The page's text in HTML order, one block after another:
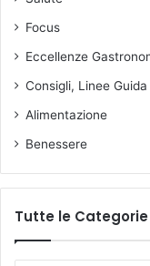
Focus
Eccellenze
Consigli, Linee
Alimentazione
Benessere
Tutte le Categorie